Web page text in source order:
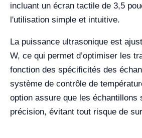
incluant un écran tactile de 3,5
l'utilisation simple et intuitive.
La puissance ultrasonique est
W, ce qui permet d’optimiser les
fonction des spécificités des
système de contrôle de
option assure que les échantillons
précision, évitant tout risque de